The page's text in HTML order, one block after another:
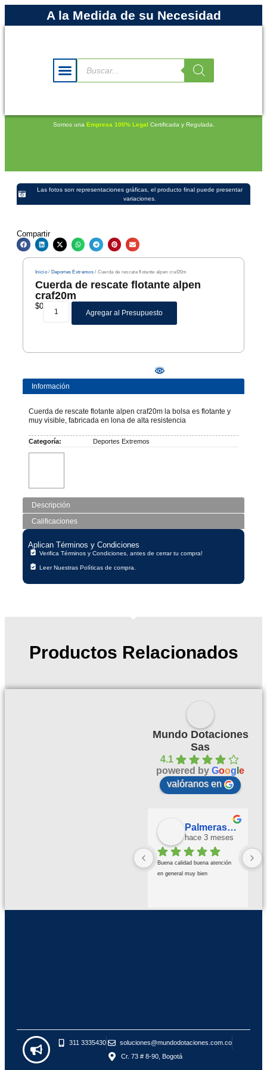
A la Medida de su Necesidad
Somos una Empresa 100% Legal Certificada y Regulada.
Las fotos son representaciones gráficas, el producto final puede presentar
variaciones.
Compartir
Inicio/ Deportes Extremos/ Cuerda de rescate flotante alpen craf20m
Cuerda de rescate flotante alpen
craf20m
$0
Agregar al Presupuesto
Información
Descripción
Calificaciones
Cuerda de rescate flotante alpen craf20m la bolsa es flotante y
muy visible, fabricada en lona de alta resistencia
Categoría: Deportes Extremos
Aplican Términos y Condiciones
Verifica Términos y Condiciones, antes de cerrar tu compra!
Leer Nuestras Políticas de compra.
Productos Relacionados
Mundo Dotaciones
Sas
4.1
powered by Goog e
valóranos en
Palmeras Doradas
hace 3 meses
Buena calidad buena atención
en general muy bien
311 3335430
soluciones@mundodotaciones.com.co
Cr. 73 # 8-90, Bogotá